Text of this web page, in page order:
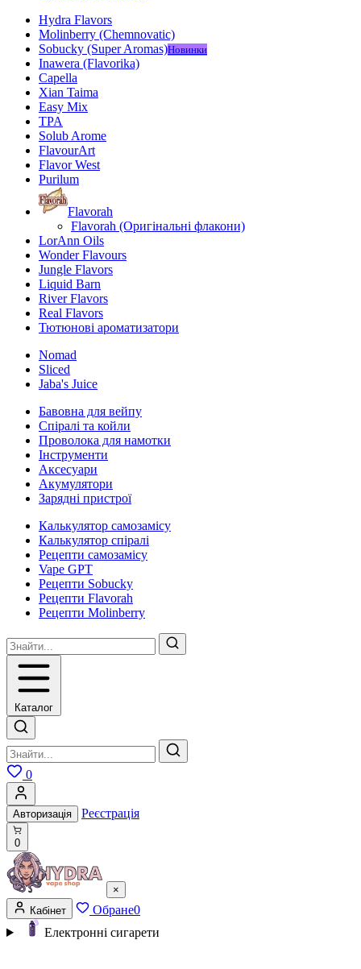
Hydra Flavors
Molinberry (Chemnovatic)
Sobucky (Super Aromas)Новинки
Inawera (Flavorika)
Capella
Xian Taima
Easy Mix
TPA
Solub Arome
FlavourArt
Flavor West
Purilum
Flavorah
Flavorah (Оригінальні флакони)
LorAnn Oils
Wonder Flavours
Jungle Flavors
Liquid Barn
River Flavors
Real Flavors
Тютюнові ароматизатори
Nomad
Sliced
Jaba's Juice
Бавовна для вейпу
Спіралі та койли
Проволока для намотки
Інструменти
Аксесуари
Акумулятори
Зарядні пристрої
Калькулятор самозамісу
Калькулятор спіралі
Рецепти самозамісу
Vape GPT
Рецепти Sobucky
Рецепти Flavorah
Рецепти Molinberry
Каталог
0
Авторизація Реєстрація
0
×
Кабінет
Обране0
Електронні сигарети